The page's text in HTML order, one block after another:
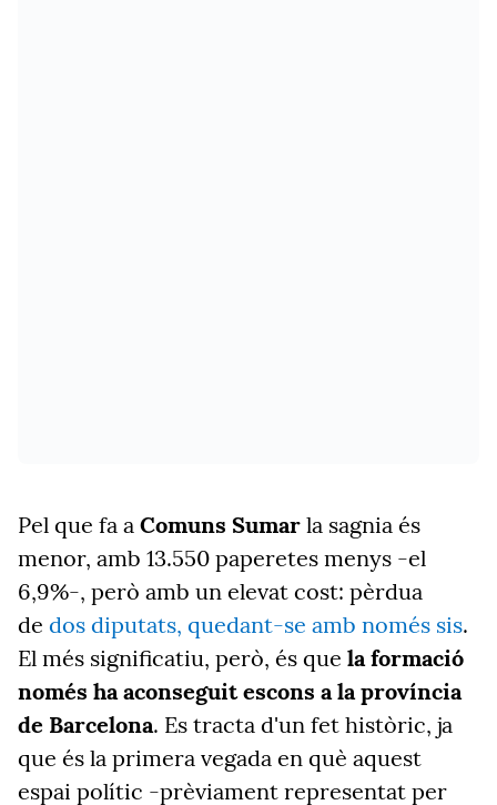
Pel que fa a Comuns Sumar la sagnia és
menor, amb 13.550 paperetes menys -el
6,9%-, però amb un elevat cost: pèrdua
de dos diputats, quedant-se amb només sis.
El més significatiu, però, és que la formació
només ha aconseguit escons a la província
de Barcelona. Es tracta d'un fet històric, ja
que és la primera vegada en què aquest
espai polític -prèviament representat per